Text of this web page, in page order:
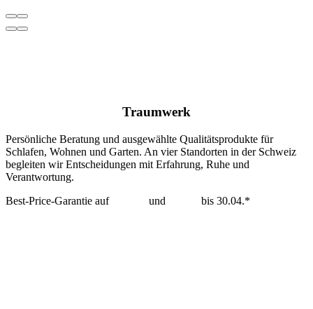
Traumwerk
Persönliche Beratung und ausgewählte Qualitätsprodukte für
Schlafen, Wohnen und Garten. An vier Standorten in der Schweiz
begleiten wir Entscheidungen mit Erfahrung, Ruhe und
Verantwortung.
Best-Price-Garantie auf
und
bis 30.04.*